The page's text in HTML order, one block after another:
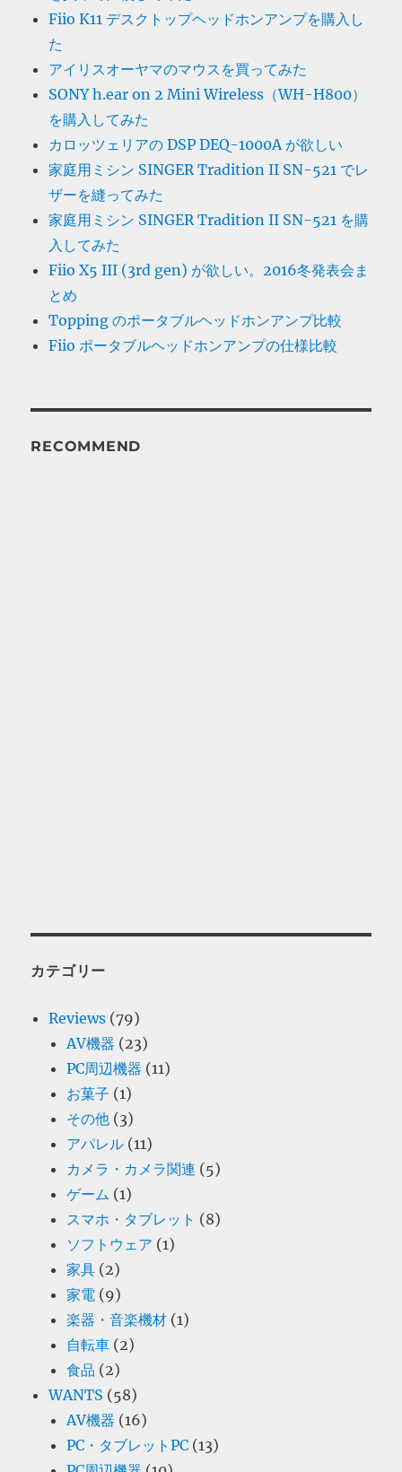
Fiio K11 デスクトップヘッドホンアンプを購入し
た
アイリスオーヤマのマウスを買ってみた
SONY h.ear on 2 Mini Wireless（WH-H800）
を購入してみた
カロッツェリアの DSP DEQ-1000A が欲しい
家庭用ミシン SINGER Tradition II SN-521 でレ
ザーを縫ってみた
家庭用ミシン SINGER Tradition II SN-521 を購
入してみた
Fiio X5 III (3rd gen) が欲しい。2016冬発表会ま
とめ
Topping のポータブルヘッドホンアンプ比較
Fiio ポータブルヘッドホンアンプの仕様比較
RECOMMEND
カテゴリー
Reviews (79)
AV機器 (23)
PC周辺機器 (11)
お菓子 (1)
その他 (3)
アパレル (11)
カメラ・カメラ関連 (5)
ゲーム (1)
スマホ・タブレット (8)
ソフトウェア (1)
家具 (2)
家電 (9)
楽器・音楽機材 (1)
自転車 (2)
食品 (2)
WANTS (58)
AV機器 (16)
PC・タブレットPC (13)